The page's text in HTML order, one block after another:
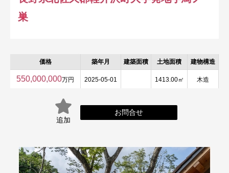
巣
価格 築年月 建築面積 土地面積 建物構造
550,000,000万円 2025-05-01 1413.00㎡ 木造
追加
お問合せ